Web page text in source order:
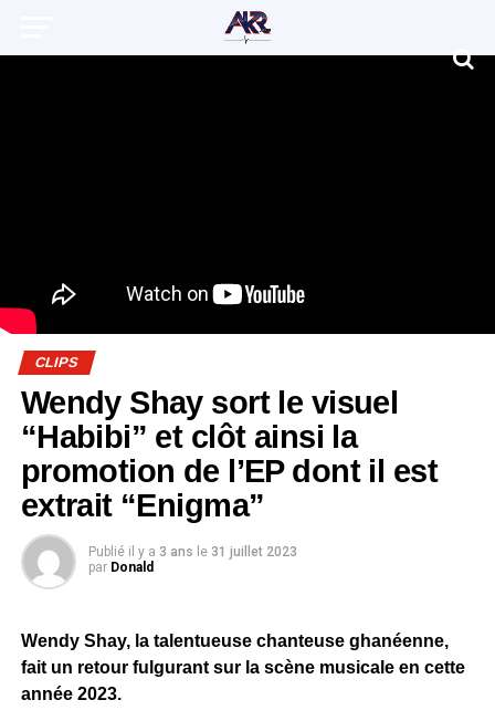
CLIPS
Wendy Shay sort le visuel
“Habibi” et clôt ainsi la
promotion de l’EP dont il est
extrait “Enigma”
Publié il y a 3 ans le 31 juillet 2023
par Donald
Wendy Shay, la talentueuse chanteuse ghanéenne,
fait un retour fulgurant sur la scène musicale en cette
année 2023.